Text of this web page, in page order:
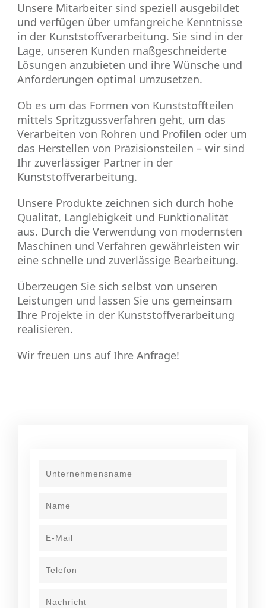
Unsere Mitarbeiter sind speziell ausgebildet
und verfügen über umfangreiche Kenntnisse
in der Kunststoffverarbeitung. Sie sind in der
Lage, unseren Kunden maßgeschneiderte
Lösungen anzubieten und ihre Wünsche und
Anforderungen optimal umzusetzen.
Ob es um das Formen von Kunststoffteilen
mittels Spritzgussverfahren geht, um das
Verarbeiten von Rohren und Profilen oder um
das Herstellen von Präzisionsteilen – wir sind
Ihr zuverlässiger Partner in der
Kunststoffverarbeitung.
Unsere Produkte zeichnen sich durch hohe
Qualität, Langlebigkeit und Funktionalität
aus. Durch die Verwendung von modernsten
Maschinen und Verfahren gewährleisten wir
eine schnelle und zuverlässige Bearbeitung.
Überzeugen Sie sich selbst von unseren
Leistungen und lassen Sie uns gemeinsam
Ihre Projekte in der Kunststoffverarbeitung
realisieren.
Wir freuen uns auf Ihre Anfrage!